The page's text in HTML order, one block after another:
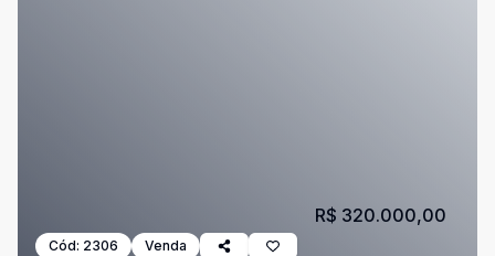
Cód: 2306 Venda
R$ 320.000,00